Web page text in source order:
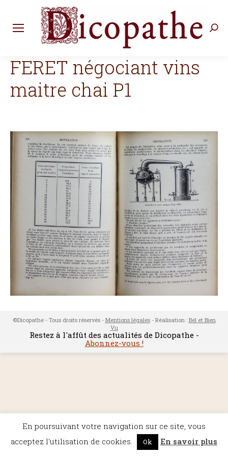
FERET négociant vins
maitre chai P1
©Dicopathe - Tous droits réservés - Mentions légales- Réalisation : Bel et Bien
Vu
Restez à l'affût des actualités de Dicopathe -
Abonnez-vous !
En poursuivant votre navigation sur ce site, vous
acceptez l'utilisation de cookies.
Ok En savoir plus